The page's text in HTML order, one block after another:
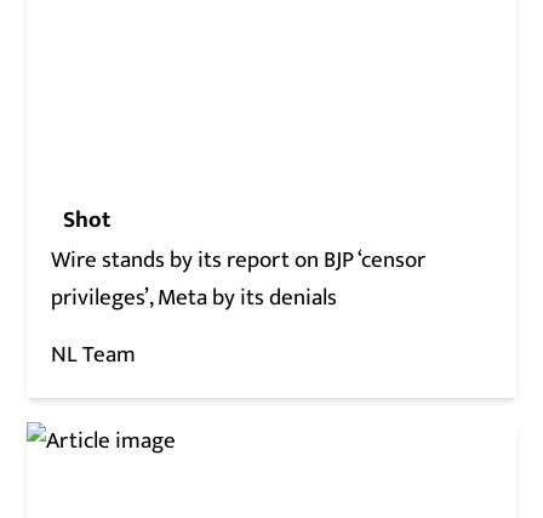
Shot
Wire stands by its report on BJP ‘censor
privileges’, Meta by its denials
NL Team